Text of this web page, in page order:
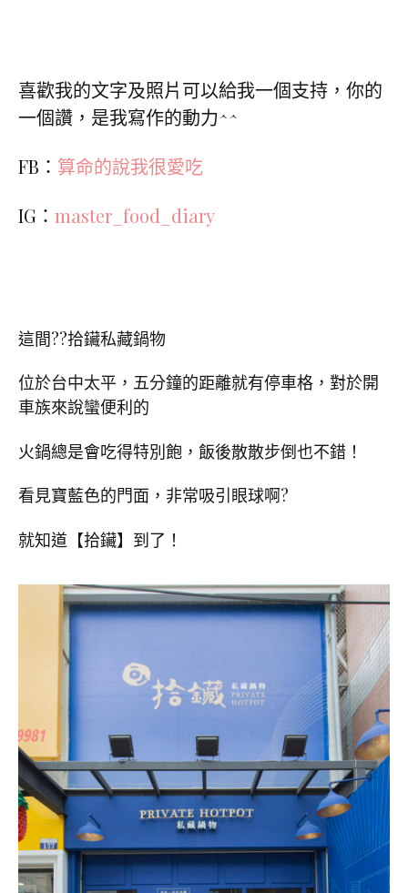
喜歡我的文字及照片可以給我一個支持，你的
一個讚，是我寫作的動力^^
FB： 算命的說我很愛吃
IG： master_food_diary
這間??拾鑶私藏鍋物
位於台中太平，五分鐘的距離就有停車格，對於開
車族來說蠻便利的
火鍋總是會吃得特別飽，飯後散散步倒也不錯！
看見寶藍色的門面，非常吸引眼球啊?
就知道【拾鑶】到了！